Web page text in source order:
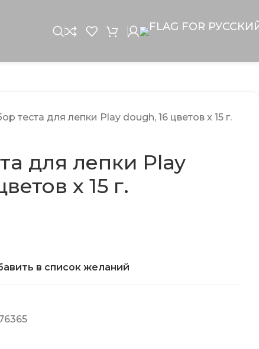
теста для лепки Play dough, 16 цветов x 15 г.
для лепки Play
x 15 г.
в список желаний